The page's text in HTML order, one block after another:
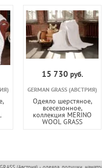
15 730 руб.
GERMAN GRASS (АВСТРИЯ)
Одеяло шерстяное,
всесезонное,
коллекция MERINO
WOOL GRASS